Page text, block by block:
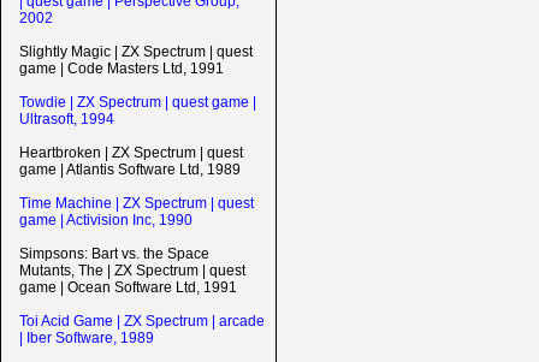
2002
Slightly Magic | ZX Spectrum | quest
game | Code Masters Ltd, 1991
Towdie | ZX Spectrum | quest game |
Ultrasoft, 1994
Heartbroken | ZX Spectrum | quest
game | Atlantis Software Ltd, 1989
Time Machine | ZX Spectrum | quest
game | Activision Inc, 1990
Simpsons: Bart vs. the Space
Mutants, The | ZX Spectrum | quest
game | Ocean Software Ltd, 1991
Toi Acid Game | ZX Spectrum | arcade
| Iber Software, 1989